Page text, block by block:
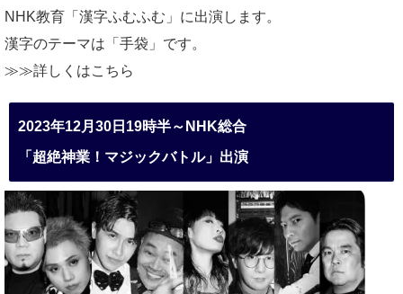
NHK教育「漢字ふむふむ」に出演します。
漢字のテーマは「手袋」です。
≫≫詳しくはこちら
2023年12月30日19時半～NHK総合
「超絶神業！マジックバトル」出演